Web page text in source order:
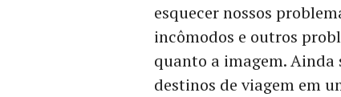
esquecer nossos
incômodos e outros
quanto a imagem.
destinos de viagem em